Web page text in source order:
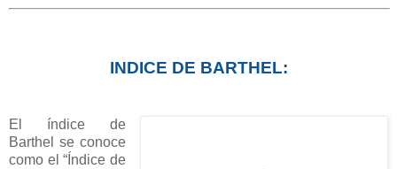
INDICE DE BARTHEL:
El índice de
Barthel se conoce
como el “Índice de